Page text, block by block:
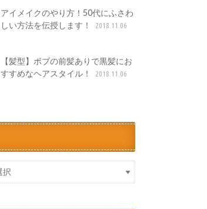
アイメイクのやり方！50代にふさわ
しい方法を伝授します！
2018.11.06
【髪型】ボブの前髪ありで黒髪にお
すすめなヘアスタイル！
2018.11.06